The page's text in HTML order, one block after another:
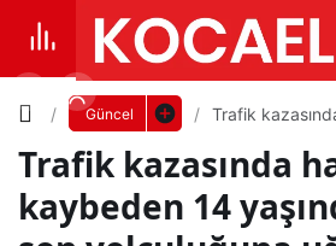
Güncel
Trafik
uğurlandı
Trafik kazasında
kaybeden 14
Yazı
Boyutunu
Ayarla